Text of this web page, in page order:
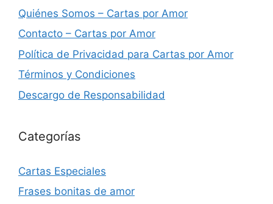
Quiénes Somos – Cartas por Amor
Contacto – Cartas por Amor
Política de Privacidad para Cartas por Amor
Términos y Condiciones
Descargo de Responsabilidad
Categorías
Cartas Especiales
Frases bonitas de amor